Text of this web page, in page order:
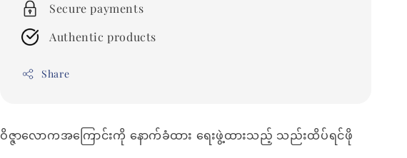
Secure payments
Authentic products
Share
ဝိဇ္ဇာလောကအကြောင်းကို နောက်ခံထား ရေးဖွဲ့ထားသည့် သည်းထိပ်ရင်ဖို